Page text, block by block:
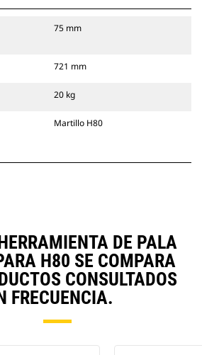
75 mm
721 mm
20 kg
Martillo H80
DE PALA
H80 SE COMPARA
CONSULTADOS
FRECUENCIA.